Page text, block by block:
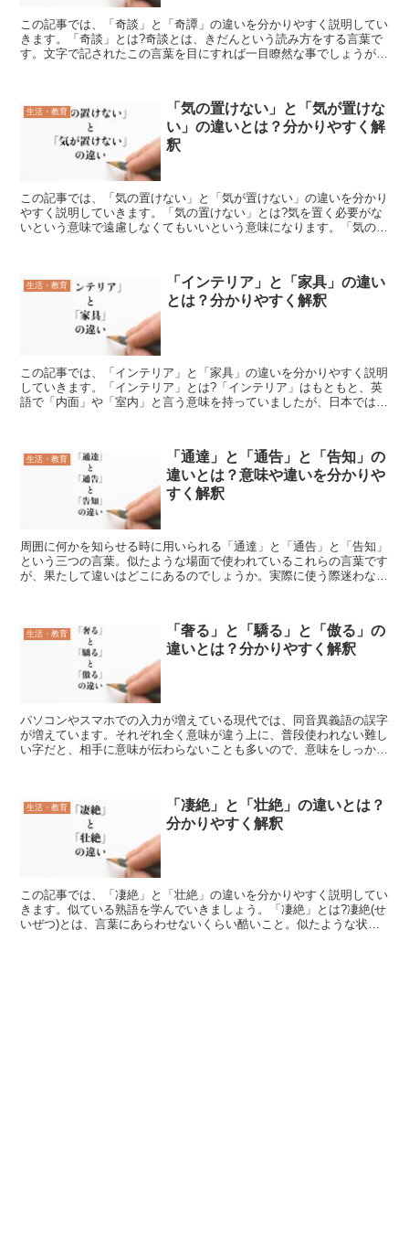
この記事では、「奇談」と「奇譚」の違いを分かりやすく説明してい
きます。「奇談」とは?奇談とは、きだんという読み方をする言葉で
す。文字で記されたこの言葉を目にすれば一目瞭然な事でしょうが、
生活・教育
「気の置けない」と「気が置けな
い」の違いとは？分かりやすく解
釈
この記事では、「気の置けない」と「気が置けない」の違いを分かり
やすく説明していきます。「気の置けない」とは?気を置く必要がな
いという意味で遠慮しなくてもいいという意味になります。「気の置
生活・教育
「インテリア」と「家具」の違い
とは？分かりやすく解釈
この記事では、「インテリア」と「家具」の違いを分かりやすく説明
していきます。「インテリア」とは?「インテリア」はもともと、英
語で「内面」や「室内」と言う意味を持っていましたが、日本では
生活・教育
「通達」と「通告」と「告知」の
違いとは？意味や違いを分かりや
すく解釈
周囲に何かを知らせる時に用いられる「通達」と「通告」と「告知」
という三つの言葉。似たような場面で使われているこれらの言葉です
が、果たして違いはどこにあるのでしょうか。実際に使う際迷わない
生活・教育
「奢る」と「驕る」と「傲る」の
違いとは？分かりやすく解釈
パソコンやスマホでの入力が増えている現代では、同音異義語の誤字
が増えています。それぞれ全く意味が違う上に、普段使われない難し
い字だと、相手に意味が伝わらないことも多いので、意味をしっかり
生活・教育
「凄絶」と「壮絶」の違いとは？
分かりやすく解釈
この記事では、「凄絶」と「壮絶」の違いを分かりやすく説明してい
きます。似ている熟語を学んでいきましょう。「凄絶」とは?凄絶(せ
いぜつ)とは、言葉にあらわせないくらい酷いこと。似たような状況